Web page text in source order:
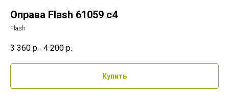
Оправа Flash 61059 c4
Flash
3 360 р. 4 200 р.
Купить